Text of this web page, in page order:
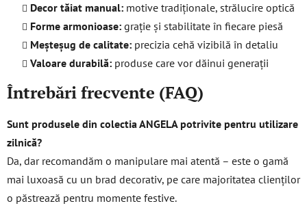
Decor tăiat manual: motive tradiționale, strălucire optică
Forme armonioase: grație și stabilitate în fiecare piesă
Meșteșug de calitate: precizia cehă vizibilă în detaliu
Valoare durabilă: produse care vor dăinui generații
Întrebări frecvente (FAQ)
Sunt produsele din colectia ANGELA potrivite pentru utilizare
zilnică?
Da, dar recomandăm o manipulare mai atentă – este o gamă
mai luxoasă cu un brad decorativ, pe care majoritatea clienților
o păstrează pentru momente festive.